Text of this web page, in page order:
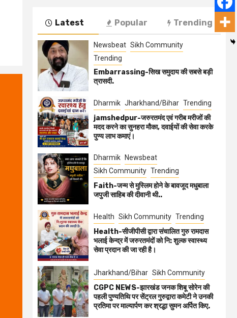
Latest Popular Trending
Newsbeat Sikh Community
Trending
Embarrassing-सिख समुदाय की सबसे बड़ी
त्रासदी.
Dharmik Jharkhand/Bihar Trending
jamshedpur-जरुरतमंद एवं गरीब मरीजों की
मदद करने का सुनहरा मौका, दवाईयों की सेवा करके
पुण्य लाभ कमाएं।
Dharmik
Newsbeat
Sikh Community Trending
Faith-जन्म से मुस्लिम होने के बावजूद मधुबाला
जपुजी साहिब की दीवानी थी..
Health Sikh Community Trending
Health-सीजीपीसी द्वारा संचालित गुरु रामदास
भलाई केन्द्र में जरुरतमंदों को नि: शुल्क स्वास्थ्य
सेवा प्रदान की जा रही है।
Jharkhand/Bihar Sikh Community
CGPC NEWS-झारखंड जनक शिबू सोरेन की
पहली पुण्यतिथि पर सेंट्रल गुरुद्वारा कमेटी ने उनकी
प्रतिमा पर माल्यार्पण कर श्रद्धा सुमन अर्पित किए.